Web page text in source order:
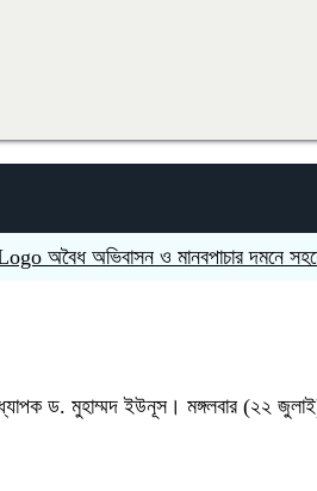
অভিবাসন ও মানবপাচার দমনে সহযোগিতা
ড. মুহাম্মদ ইউনূস। মঙ্গলবার (২২